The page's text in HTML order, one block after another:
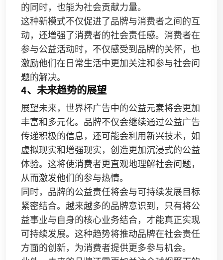
的同时，也能为社会贡献力量。
这种新模式不仅促进了品牌与消费者之间的互
动，还增强了消费者的社会责任感。消费者在
参与公益活动时，不仅感受到品牌的关怀，也
激励他们在日常生活中更加关注和参与社会问
题的解决。
4、未来趋势的展望
展望未来，世界杯广告中的公益元素将会更加
丰富和多元化。品牌不仅会继续通过公益广告
传递积极的信息，还可能会利用新兴技术，如
虚拟现实和增强现实，创造更加沉浸式的公益
体验。这将使消费者更直观地理解社会问题，
从而激发他们的参与热情。
同时，品牌的公益责任将会与可持续发展目标
紧密结合。越来越多的品牌意识到，只有将公
益事业与自身的核心业务结合，才能真正实现
可持续发展。这种趋势将推动品牌在社会责任
方面的创新，为消费者提供更多参与机会。